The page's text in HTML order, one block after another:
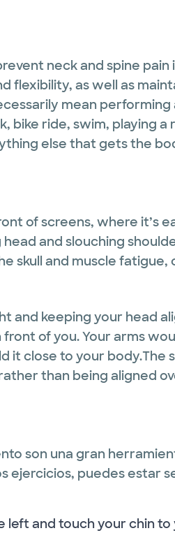
neck and spine pain
flexibility, as well as
mean performing
bike ride, swim, playing a
else that gets the
of screens, where it’s
and slouching
skull and muscle fatigue,
and keeping your head
of you. Your arms
it close to your body.The
than being aligned
son una gran
ejercicios, puedes estar
left and touch your chin to